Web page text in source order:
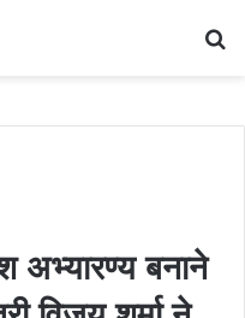
अभ्यारण्य बनाने